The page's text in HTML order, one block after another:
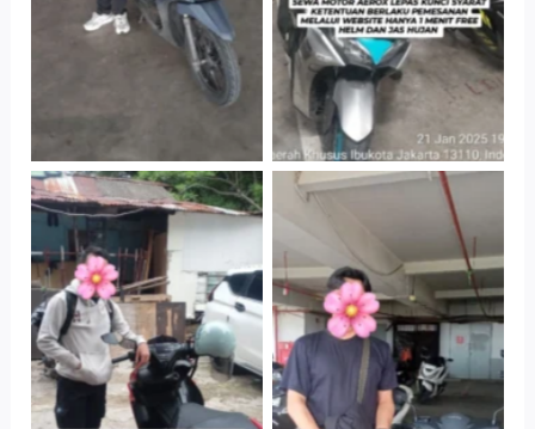
Cabang Jakarta
Barat
Cityplaza
Jatinegara Gedung
Parkir P6A